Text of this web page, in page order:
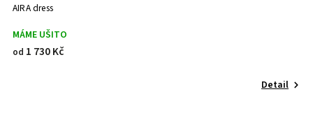
AIRA dress
MÁME UŠITO
od 1 730 Kč
Detail